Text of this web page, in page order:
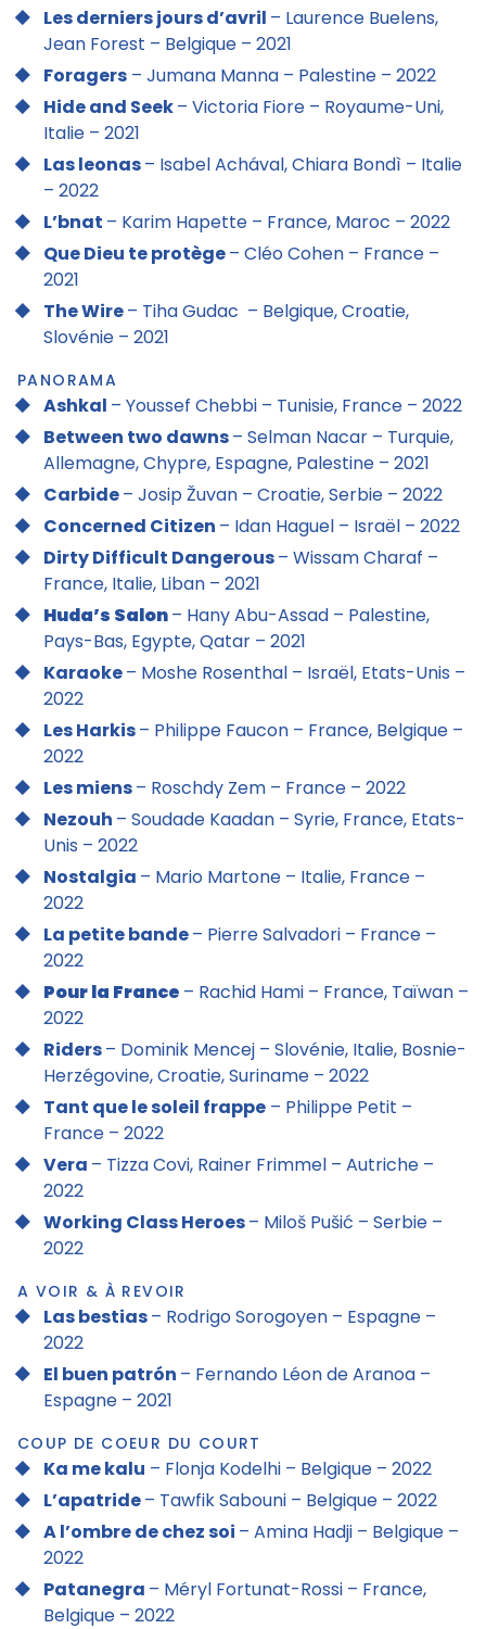
Les derniers jours d’avril – Laurence Buelens,
Jean Forest – Belgique – 2021
Foragers – Jumana Manna – Palestine – 2022
Hide and Seek– Victoria Fiore – Royaume-Uni,
Italie – 2021
Las leonas– Isabel Achával, Chiara Bondì – Italie
– 2022
L’bnat – Karim Hapette – France, Maroc – 2022
Que Dieu te protège– Cléo Cohen – France –
2021
The Wire– Tiha Gudac – Belgique, Croatie,
Slovénie – 2021
PANORAMA
Ashkal – Youssef Chebbi – Tunisie, France – 2022
Between two dawns– Selman Nacar – Turquie,
Allemagne, Chypre, Espagne, Palestine – 2021
Carbide– Josip Žuvan – Croatie, Serbie – 2022
Concerned Citizen – Idan Haguel – Israël – 2022
Dirty Difficult Dangerous– Wissam Charaf –
France, Italie, Liban – 2021
Huda’s Salon– Hany Abu-Assad – Palestine,
Pays-Bas, Egypte, Qatar – 2021
Karaoke– Moshe Rosenthal – Israël, Etats-Unis –
2022
Les Harkis– Philippe Faucon – France, Belgique –
2022
Les miens– Roschdy Zem – France – 2022
Nezouh – Soudade Kaadan – Syrie, France, Etats-
Unis – 2022
Nostalgia – Mario Martone – Italie, France –
2022
La petite bande– Pierre Salvadori – France –
2022
Pour la France – Rachid Hami – France, Taïwan –
2022
Riders– Dominik Mencej – Slovénie, Italie, Bosnie-
Herzégovine, Croatie, Suriname – 2022
Tant que le soleil frappe – Philippe Petit –
France – 2022
Vera – Tizza Covi, Rainer Frimmel – Autriche –
2022
Working Class Heroes– Miloš Pušić – Serbie –
2022
A VOIR & À REVOIR
Las bestias– Rodrigo Sorogoyen – Espagne –
2022
El buen patrón – Fernando Léon de Aranoa –
Espagne – 2021
COUP DE COEUR DU COURT
Ka me kalu – Flonja Kodelhi – Belgique – 2022
L’apatride– Tawfik Sabouni – Belgique – 2022
A l’ombre de chez soi – Amina Hadji – Belgique –
2022
Patanegra – Méryl Fortunat-Rossi – France,
Belgique – 2022